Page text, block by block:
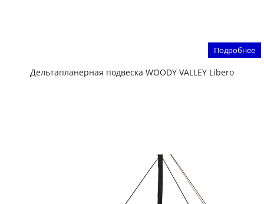
Подробнее
Дельтапланерная подвеска WOODY VALLEY Libero